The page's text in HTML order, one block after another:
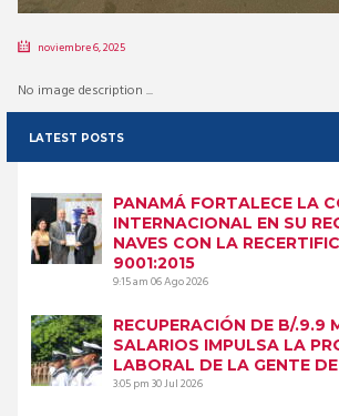
noviembre 6, 2025
No image description ...
LATEST POSTS
PANAMÁ FORTALECE LA
INTERNACIONAL EN SU
NAVES CON LA
9001:2015
9:15 am06 Ago 2026
RECUPERACIÓN DE B/.9.9
SALARIOS IMPULSA LA
LABORAL DE LA GENTE
3:05 pm30 Jul 2026